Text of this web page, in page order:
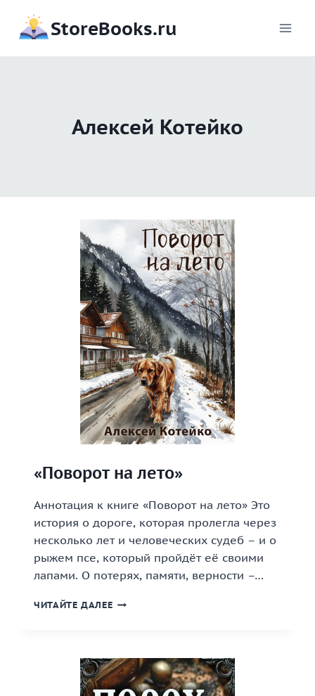
содержимому
StoreBooks.ru
Алексей Котейко
«Поворот на лето»
Аннотация к книге «Поворот на лето» Это
история о дороге, которая пролегла через
несколько лет и человеческих судеб – и о
рыжем псе, который пройдёт её своими
лапами. О потерях, памяти, верности –…
ЧИТАЙТЕ ДАЛЕЕ «ПОВОРОТ